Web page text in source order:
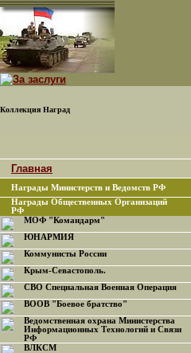
Коллекция Наград
Главная
Награды Министерств и Ведомств РФ
Награды Общественных Организаций
РФ
МОФ "Командарм"
ЮНАРМИЯ
Коммунисты России
Крым-Севастополь.
СВО Специальная Военная Операция
ВООВ "Боевое братство"
Ведомственная охрана Министерства
Информационных Технологий и Связи
РФ
ВЛКСМ